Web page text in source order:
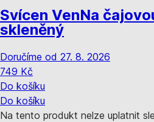
Svícen VenNa
skleněný
Doručíme od 27. 8. 2026
749 Kč
Do košíku
Do košíku
Na tento produkt nelze uplatnit